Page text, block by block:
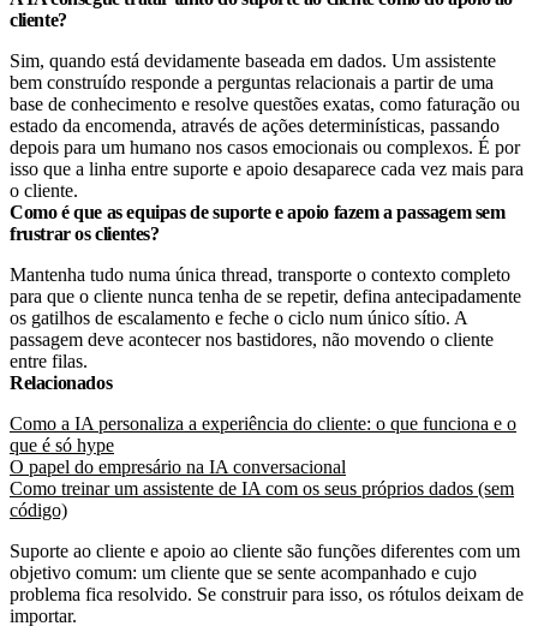
cliente?
Sim, quando está devidamente baseada em dados. Um assistente
bem construído responde a perguntas relacionais a partir de uma
base de conhecimento e resolve questões exatas, como faturação ou
estado da encomenda, através de ações determinísticas, passando
depois para um humano nos casos emocionais ou complexos. É por
isso que a linha entre suporte e apoio desaparece cada vez mais para
o cliente.
Como é que as equipas de suporte e apoio fazem a passagem sem
frustrar os clientes?
Mantenha tudo numa única thread, transporte o contexto completo
para que o cliente nunca tenha de se repetir, defina antecipadamente
os gatilhos de escalamento e feche o ciclo num único sítio. A
passagem deve acontecer nos bastidores, não movendo o cliente
entre filas.
Relacionados
Como a IA personaliza a experiência do cliente: o que funciona e o
que é só hype
O papel do empresário na IA conversacional
Como treinar um assistente de IA com os seus próprios dados (sem
código)
Suporte ao cliente e apoio ao cliente são funções diferentes com um
objetivo comum: um cliente que se sente acompanhado e cujo
problema fica resolvido. Se construir para isso, os rótulos deixam de
importar.